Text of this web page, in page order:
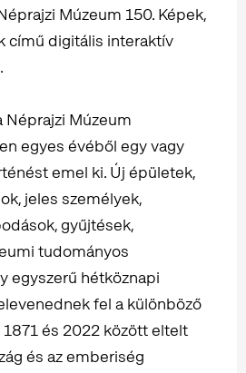
Múzeum 150. Képek,
című digitális interaktív
Néprajzi Múzeum
egyes évéből egy vagy
emel ki. Új épületek,
jeles személyek,
gyűjtések,
tudományos
egyszerű hétköznapi
fel a különböző
és 2022 között eltelt
és az emberiség